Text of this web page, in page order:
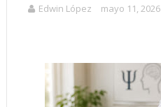
Edwin López mayo 11, 2026